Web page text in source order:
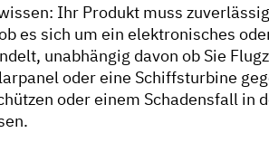
Ihr Produkt muss
es sich um ein elektronisches
unabhängig davon ob Sie
oder eine Schiffsturbine
oder einem Schadensfall in